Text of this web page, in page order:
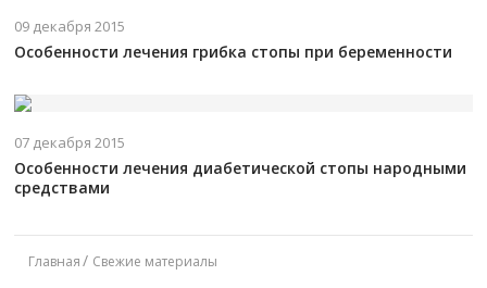
09 декабря 2015
Особенности лечения грибка стопы при беременности
07 декабря 2015
Особенности лечения диабетической стопы народными
средствами
Главная Свежие материалы